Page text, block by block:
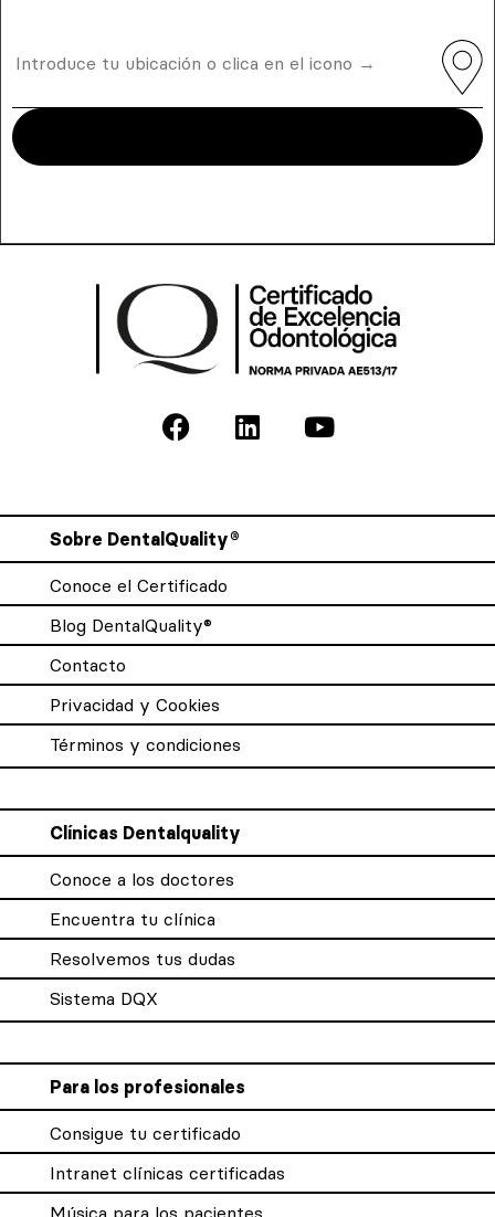
Sobre DentalQuality®
Conoce el Certificado
Blog DentalQuality®
Contacto
Privacidad y Cookies
Términos y condiciones
Clínicas Dentalquality
Conoce a los doctores
Encuentra tu clínica
Resolvemos tus dudas
Sistema DQX
Para los profesionales
Consigue tu certificado
Intranet clínicas certificadas